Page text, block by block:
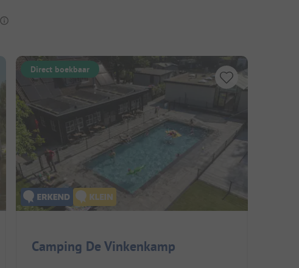
Direct boekbaar
Camping De Vinkenkamp